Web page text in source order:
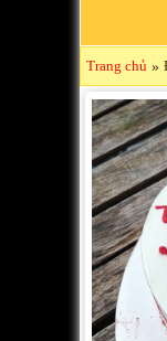
Trang chủ »